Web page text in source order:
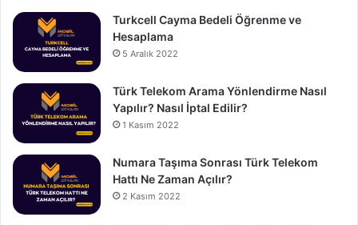
Turkcell Cayma Bedeli Öğrenme ve
Hesaplama
5 Aralık 2022
Türk Telekom Arama Yönlendirme Nasıl
Yapılır? Nasıl İptal Edilir?
1 Kasım 2022
Numara Taşıma Sonrası Türk Telekom
Hattı Ne Zaman Açılır?
2 Kasım 2022